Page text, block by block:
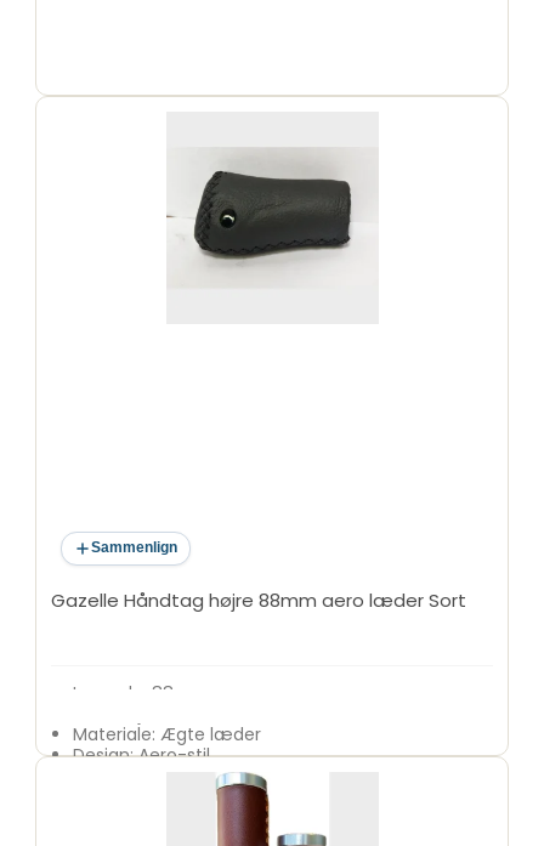
Sammenlign
Gazelle Håndtag højre 88mm aero læder Sort
Længde: 88 mm
Materiale: Ægte læder
Design: Aero-stil
Anvendelse: Citybike, touring, klassiske cykler